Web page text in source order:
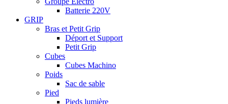
Batterie 220V
GRIP
Bras et Petit Grip
Déport et Support
Petit Grip
Cubes
Cubes Machino
Poids
Sac de sable
Pied
Pieds lumière